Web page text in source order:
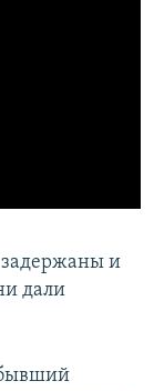
задержаны и
дали
бывший